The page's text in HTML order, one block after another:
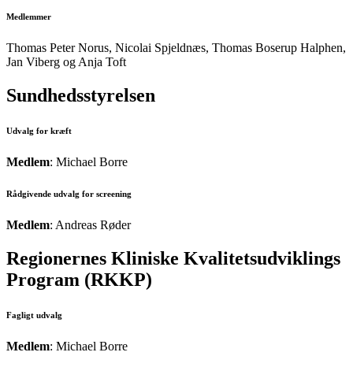
Medlemmer
Thomas Peter Norus, Nicolai Spjeldnæs, Thomas Boserup Halphen,
Jan Viberg og Anja Toft
Sundhedsstyrelsen
Udvalg for kræft
Medlem: Michael Borre
Rådgivende udvalg for screening
Medlem: Andreas Røder
Regionernes Kliniske Kvalitetsudviklings
Program (RKKP)
Fagligt udvalg
Medlem: Michael Borre